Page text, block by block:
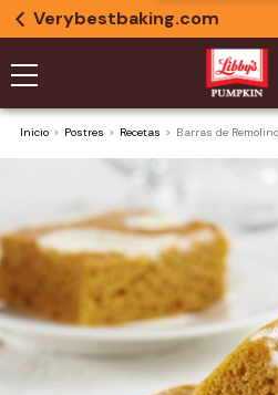
Verybestbaking.com
Inicio Postres Recetas Barras de